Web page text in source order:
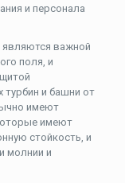
и персонала
важной
поля, и
и башни от
имеют
имеют
стойкость, и
молнии и